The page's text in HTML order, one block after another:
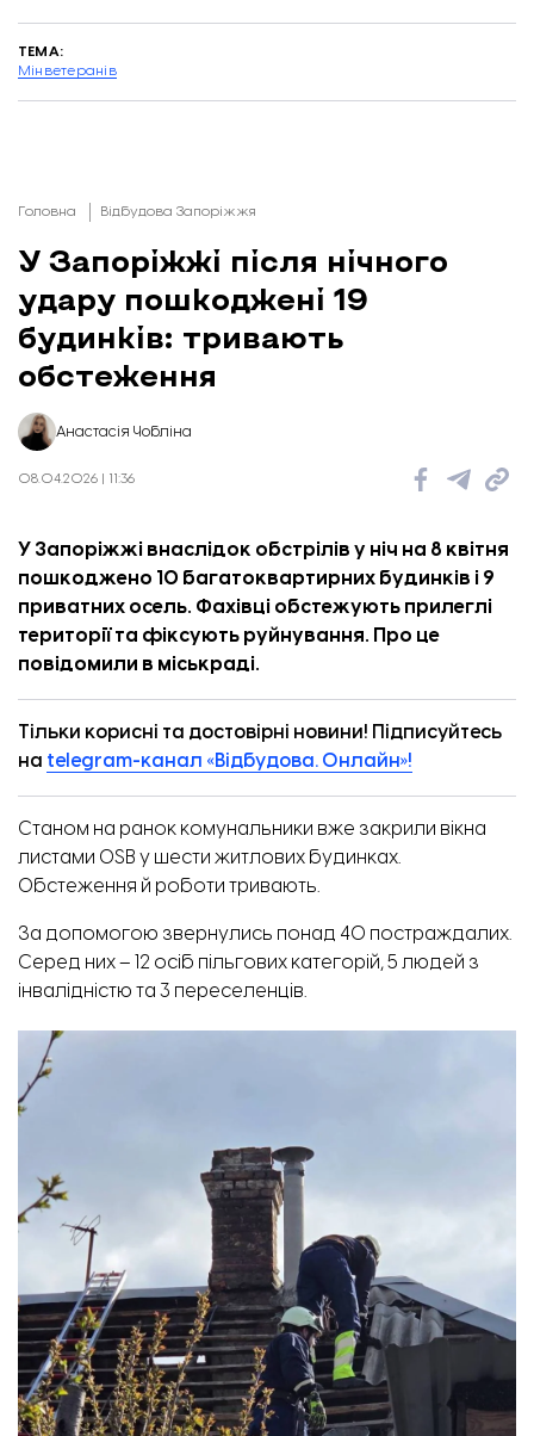
ТЕМА:
Мінветеранів
Головна Відбудова Запоріжжя
У Запоріжжі після нічного
удару пошкоджені 19
будинків: тривають
обстеження
Анастасія Чобліна
08.04.2026 | 11:36
У Запоріжжі внаслідок обстрілів у ніч на 8 квітня
пошкоджено 10 багатоквартирних будинків і 9
приватних осель. Фахівці обстежують прилеглі
території та фіксують руйнування. Про це
повідомили в міськраді.
Тільки корисні та достовірні новини! Підписуйтесь
на telegram-канал «Відбудова. Онлайн»!
Станом на ранок комунальники вже закрили вікна
листами OSB у шести житлових будинках.
Обстеження й роботи тривають.
За допомогою звернулись понад 40 постраждалих.
Серед них – 12 осіб пільгових категорій, 5 людей з
інвалідністю та 3 переселенців.